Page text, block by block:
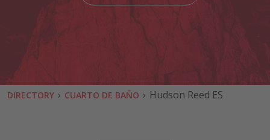
DIRECTORY › CUARTO DE BAÑO › Hudson Reed ES